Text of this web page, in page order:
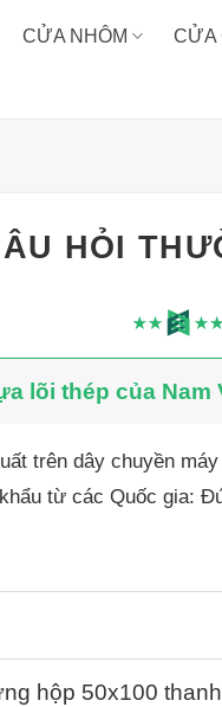
CỬA NHÔM CỬA
HỎI
lõi thép của
trên dây chuyền
từ các Quốc gia:
hộp 50x100